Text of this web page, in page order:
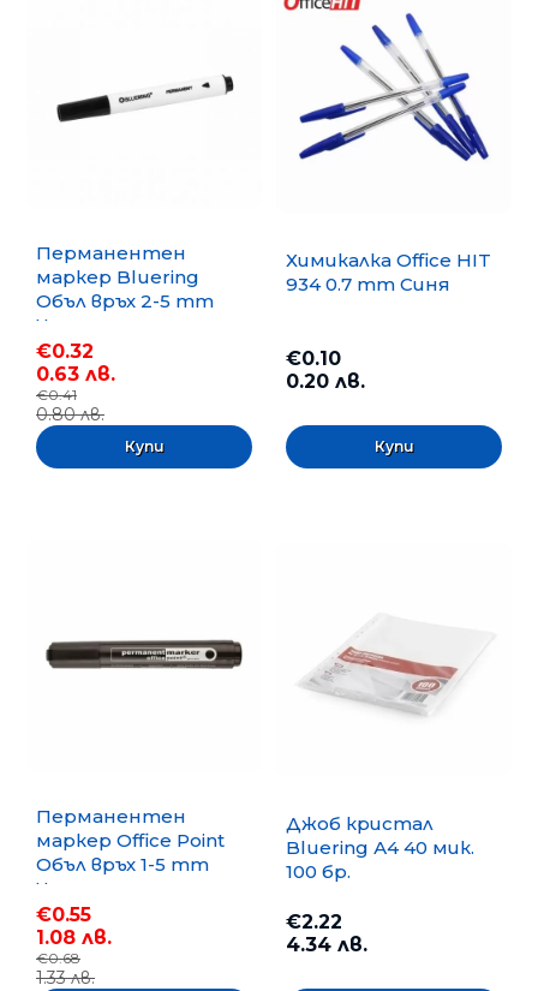
Перманентен
маркер Bluering
Объл връх 2-5 mm
Черен
€0.32
0.63 лв.
€0.41
0.80 лв.
Химикалка Office HIT
934 0.7 mm Синя
€0.10
0.20 лв.
Перманентен
маркер Office Point
Объл връх 1-5 mm
Черен
€0.55
1.08 лв.
€0.68
1.33 лв.
Джоб кристал
Bluering А4 40 мик.
100 бр.
€2.22
4.34 лв.